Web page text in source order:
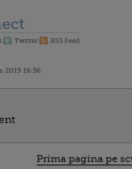
Twitter RSS Feed
2019 16:36
Prima pagina pe